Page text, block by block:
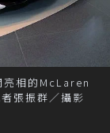
亮相的McLaren
張振群／攝影